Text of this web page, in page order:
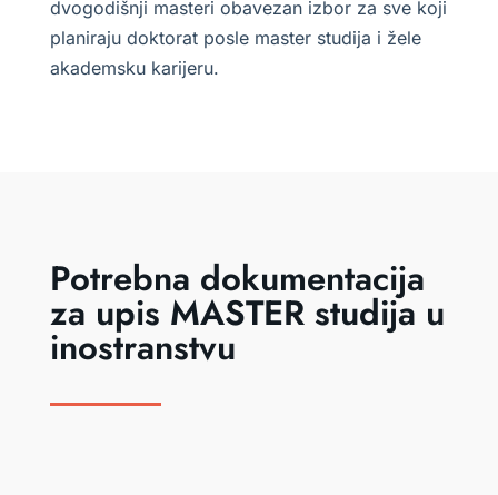
dvogodišnji masteri obavezan izbor za sve koji
planiraju doktorat posle master studija i žele
akademsku karijeru.
Potrebna dokumentacija
za upis MASTER studija u
inostranstvu